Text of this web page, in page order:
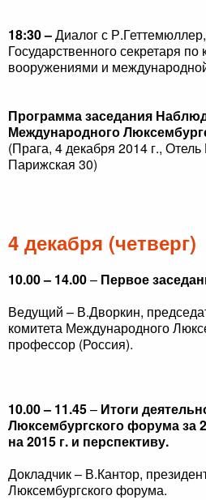
18:30 –Диалог с
Государственного секретаря
вооружениями и
Программа заседания
Международного
(Прага, 4 декабря 2014 г.,
Парижская 30)
4 декабря (четверг)
10.00 – 14.00– Первое
Ведущий – В.Дворкин,
комитета Международного
профессор (Россия).
10.00 – 11.45– Итоги
Люксембургского форума за
на 2015 г. и перспективу.
Докладчик – В.Кантор,
Люксембургского форума.